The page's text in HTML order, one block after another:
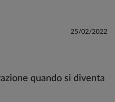
25/02/2022
quando si diventa